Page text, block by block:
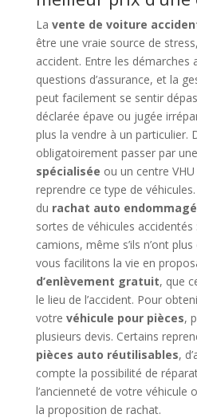
La vente de voiture
être une vraie source de
accident. Entre les démarches
questions d’assurance, et la
peut facilement se sentir
déclarée épave ou jugée
plus la vendre à un particulier.
obligatoirement passer par une
spécialisée ou un centre
reprendre ce type de
du rachat auto endommagé
sortes de véhicules
camions, même s’ils n’ont
vous facilitons la vie en
d’enlèvement gratuit, que
le lieu de l’accident. Pour
votre véhicule pour pièces,
plusieurs devis. Certains
pièces auto réutilisables,
compte la possibilité de
l’ancienneté de votre véhicule
la proposition de rachat.